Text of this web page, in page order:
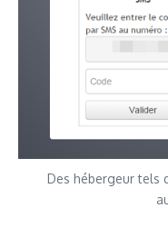
Des hébergeur tels